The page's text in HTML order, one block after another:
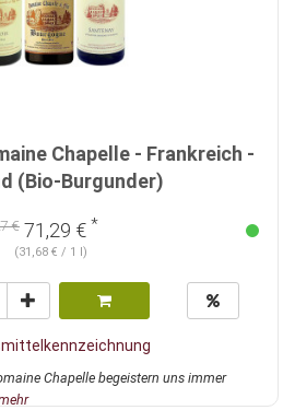
Chapelle - Frankreich -
(Bio-Burgunder)
€ 71,29 € *
(31,68 € / 1 l)
Chapelle begeistern uns immer